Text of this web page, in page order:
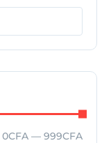
0CFA — 999CFA